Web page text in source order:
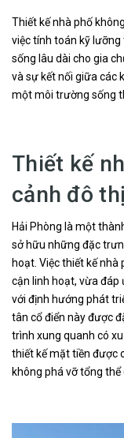
Thiết kế nhà phố
việc tính toán kỹ
sống lâu dài cho gia
và sự kết nối giữa các
một môi trường sống
Thiết kế
cảnh đô
Hải Phòng là một
sở hữu những đặc
hoạt. Việc thiết kế
cận linh hoạt, vừa đáp
với định hướng phát
tân cổ điển này được
trình xung quanh có
thiết kế mặt tiền được
không phá vỡ tổng thể